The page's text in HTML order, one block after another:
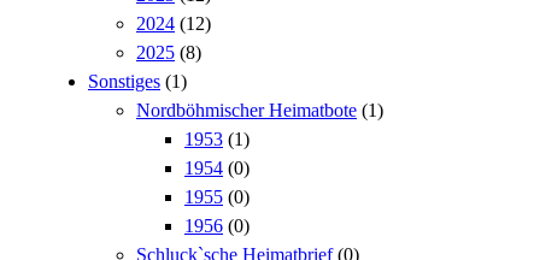
2024 (12)
2025 (8)
Sonstiges (1)
Nordböhmischer Heimatbote (1)
1953 (1)
1954 (0)
1955 (0)
1956 (0)
Schluck`sche Heimatbrief (0)